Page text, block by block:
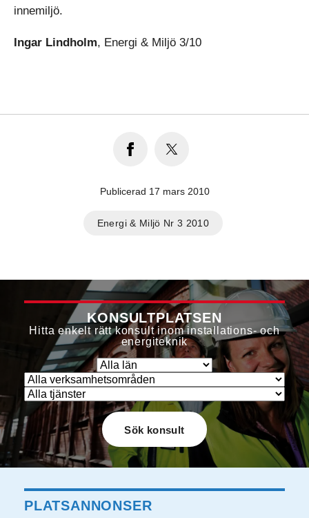
innemiljö.
Ingar Lindholm, Energi & Miljö 3/10
Publicerad 17 mars 2010
Energi & Miljö Nr 3 2010
KONSULTPLATSEN
Hitta enkelt rätt konsult inom installations- och
energiteknik
PLATSANNONSER